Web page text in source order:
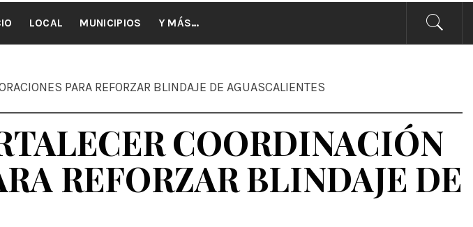
LOCAL MUNICIPIOS Y MÁS…
PARA REFORZAR BLINDAJE DE AGUASCALIENTES
COORDINACIÓN
REFORZAR BLINDAJE DE